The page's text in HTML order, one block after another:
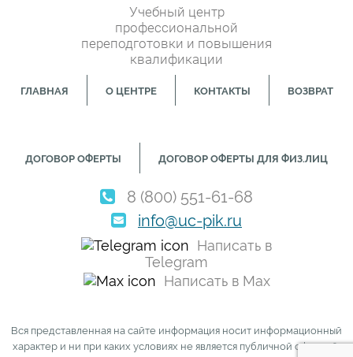
Учебный центр
профессиональной
переподготовки и повышения
квалификации
ГЛАВНАЯ О ЦЕНТРЕ КОНТАКТЫ ВОЗВРАТ
ДОГОВОР ОФЕРТЫ ДОГОВОР ОФЕРТЫ ДЛЯ ФИЗ.ЛИЦ
8 (800) 551-61-68
info@uc-pik.ru
Написать в
Telegram
Написать в Max
Вся представленная на сайте информация носит информационный
характер и ни при каких условиях не является публичной офертой,